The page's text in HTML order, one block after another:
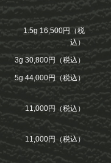
1.5g 16,500円（税
込）
3g 30,800円（税込）
5g 44,000円（税込）
11,000円（税込）
11,000円（税込）